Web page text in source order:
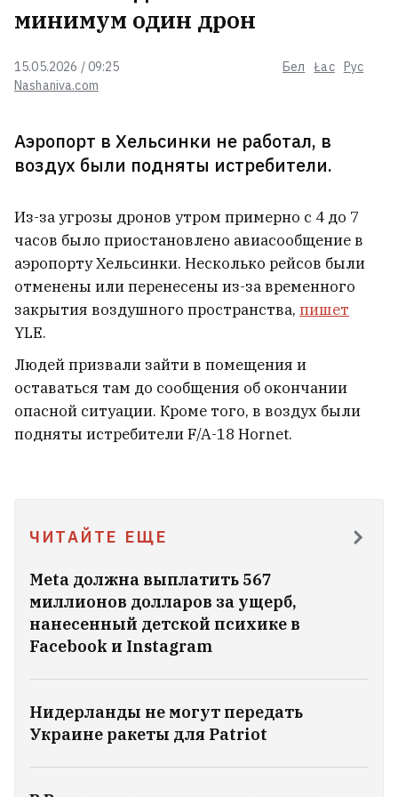
Nashaniva.com
15.05.2026 / 09:25 Бел Łac Рус
минимум один дрон
Аэропорт в Хельсинки не работал, в
воздух были подняты истребители.
Из-за угрозы дронов утром примерно с 4 до 7
часов было приостановлено авиасообщение в
аэропорту Хельсинки. Несколько рейсов были
отменены или перенесены из-за временного
закрытия воздушного пространства, пишет
YLE.
Людей призвали зайти в помещения и
оставаться там до сообщения об окончании
опасной ситуации. Кроме того, в воздух были
подняты истребители F/A-18 Hornet.
ЧИТАЙТЕ ЕЩЕ
Meta должна выплатить 567
миллионов долларов за ущерб,
нанесенный детской психике в
Facebook и Instagram
Нидерланды не могут передать
Украине ракеты для Patriot
Лукашенко советует белорусам
присмотреться к избингу
В Ялте морские дроны посреди
Бабарико займется бизнесом —
уже открыл компанию в
Белорусская школа в Варшаве
объявляет пятый набор